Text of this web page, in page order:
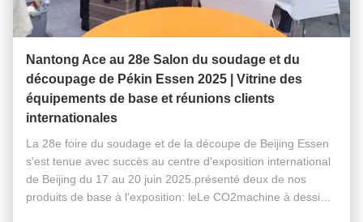
Nantong Ace au 28e Salon du soudage et du
découpage de Pékin Essen 2025 | Vitrine des
équipements de base et réunions clients
internationales
La 28e foire du soudage et de la découpe de Beijing Essen
s'est tenue avec succès au centre d'exposition international
de Beijing du 17 au 20 juin 2025.présenté deux de nos
produits de base à l'exposition: leLe CO2machine à dessiner